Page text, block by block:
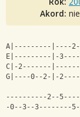
Akord:
A|---------|----
E|---------|-
C|-2-------
G|----0--2-|-
----------2--
-0--3--3--------